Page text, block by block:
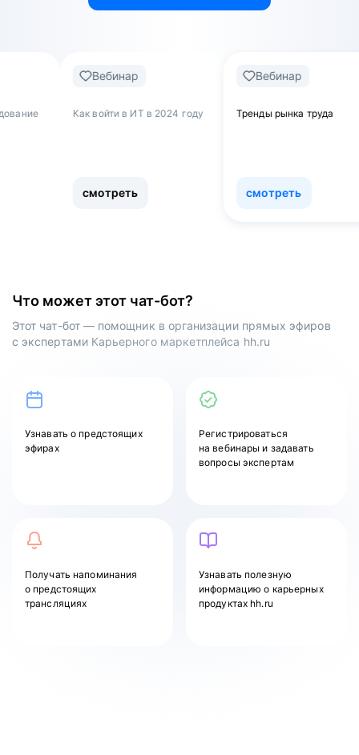
войти в ИТ в 2024 году Тренды рынка труда
Что может этот чат-бот?
Этот чат-бот — помощник в организации прямых эфиров
с экспертами Карьерного маркетплейса hh.ru
Узнаватьо предстоящих
эфирах
Регистрироваться
на вебинары и задавать
вопросы экспертам
Получать напоминания
о предстоящих
трансляциях
Узнавать полезную
информацию о карьерных
продуктах hh.ru